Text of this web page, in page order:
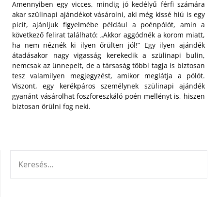
Amennyiben egy vicces, mindig jó kedélyű férfi számára
akar szülinapi ajándékot vásárolni, aki még kissé hiú is egy
picit, ajánljuk figyelmébe például a poénpólót, amin a
következő felirat található: „Akkor aggódnék a korom miatt,
ha nem néznék ki ilyen őrülten jól!” Egy ilyen ajándék
átadásakor nagy vigasság kerekedik a szülinapi bulin,
nemcsak az ünnepelt, de a társaság többi tagja is biztosan
tesz valamilyen megjegyzést, amikor meglátja a pólót.
Viszont, egy kerékpáros személynek szülinapi ajándék
gyanánt vásárolhat foszforeszkáló poén mellényt is, hiszen
biztosan örülni fog neki.